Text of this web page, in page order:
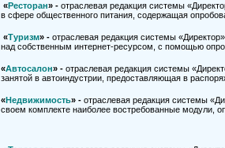
«Ресторан» - отраслевая редакция системы
в сфере общественного питания, содержащая
«Туризм» - отраслевая редакция системы
над собственным интернет-ресурсом, с помощью
«Автосалон» - отраслевая редакция системы
занятой в автоиндустрии, предоставляющая в
«Недвижимость» - отраслевая редакция системы
своем комплекте наиболее востребованные модули,